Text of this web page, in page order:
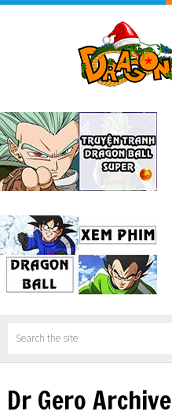
Dr Gero Archive